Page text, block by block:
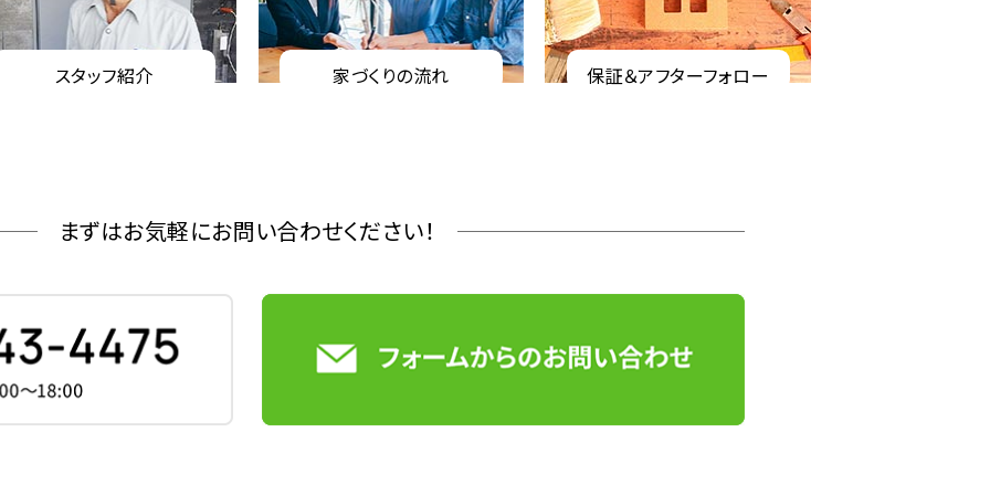
スタッフ紹介 家づくりの流れ 保証＆アフターフォロー
まずはお気軽にお問い合わせください！